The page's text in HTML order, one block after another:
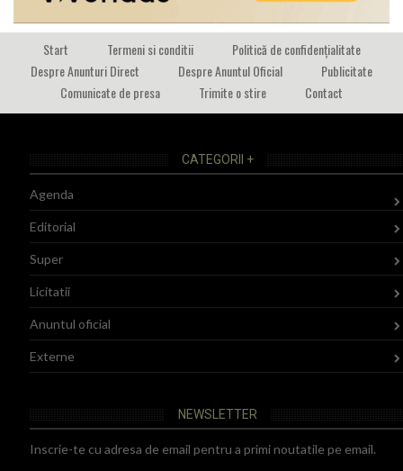
Start Termeni si conditii
Politică de confidențialitate
Despre Anunturi Direct
Despre Anuntul Oficial
Publicitate
Comunicate de presa
Trimite o stire Contact
CATEGORII +
Agenda
Editorial
Super
Licitatii
Anuntul oficial
Externe
NEWSLETTER
Inscrie-te cu adresa de email pentru a primi noutatile pe email.